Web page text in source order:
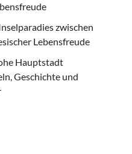
zwischen
Lebensfreude
Hauptstadt
Geschichte und